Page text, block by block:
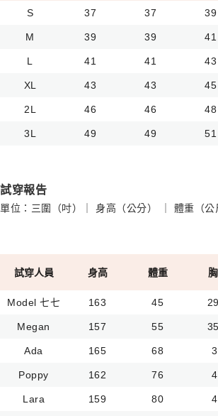
S 37 37 39
M 39 39 41
L 41 41 43
XL 43 43 45
2L 46 46 48
3L 49 49 51
試穿報告
單位：三圍（吋）｜ 身高（公分） ｜ 體重（公
試穿人員 身高 體重
Model 七七 163 45
Megan 157 55
Ada 165 68
Poppy 162 76
Lara 159 80